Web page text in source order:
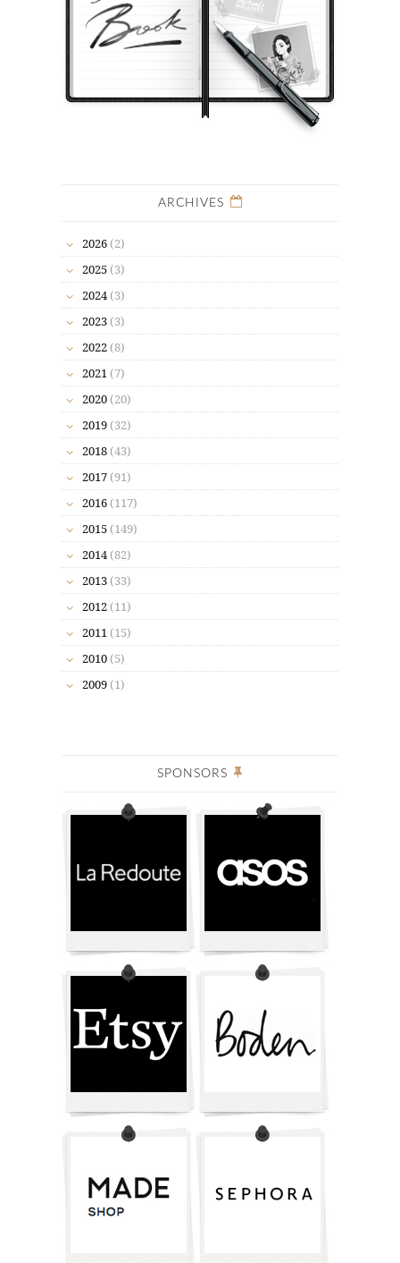
ARCHIVES
2026 (2)
2025 (3)
2024 (3)
2023 (3)
2022 (8)
2021 (7)
2020 (20)
2019 (32)
2018 (43)
2017 (91)
2016 (117)
2015 (149)
2014 (82)
2013 (33)
2012 (11)
2011 (15)
2010 (5)
2009 (1)
SPONSORS